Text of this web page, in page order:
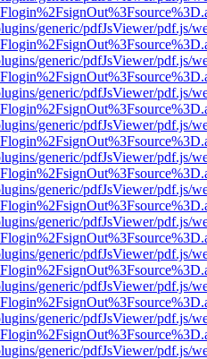
generic/pdfJsViewer/pdf.js/
generic/pdfJsViewer/pdf.js/
generic/pdfJsViewer/pdf.js/
generic/pdfJsViewer/pdf.js/
generic/pdfJsViewer/pdf.js/
generic/pdfJsViewer/pdf.js/
generic/pdfJsViewer/pdf.js/
generic/pdfJsViewer/pdf.js/
generic/pdfJsViewer/pdf.js/
generic/pdfJsViewer/pdf.js/
generic/pdfJsViewer/pdf.js/